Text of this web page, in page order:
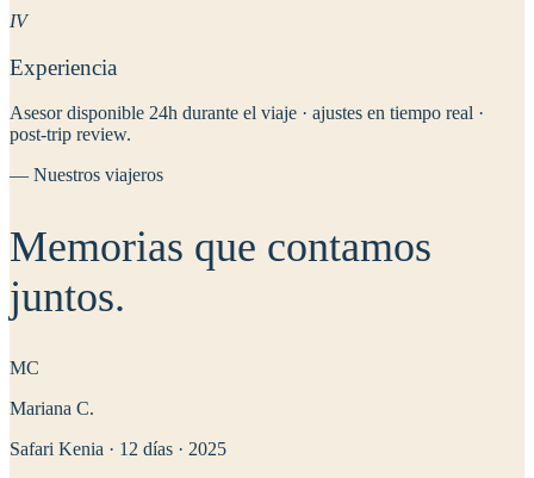
IV
Experiencia
Asesor disponible 24h durante el viaje · ajustes en tiempo real ·
post-trip review.
— Nuestros viajeros
Memorias que contamos
juntos.
MC
Mariana C.
Safari Kenia · 12 días · 2025